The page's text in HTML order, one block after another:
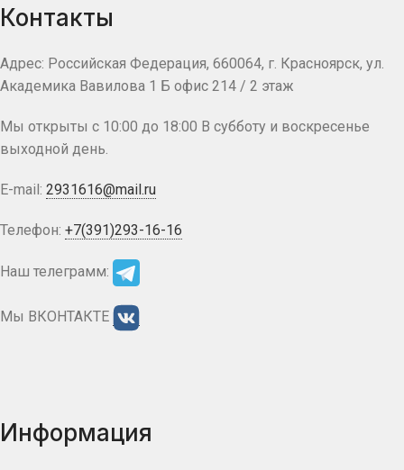
Контакты
Адрес: Российская Федерация, 660064, г. Красноярск, ул.
Академика Вавилова 1 Б офис 214 / 2 этаж
Мы открыты с 10:00 до 18:00 В субботу и воскресенье
выходной день.
E-mail: 2931616@mail.ru
Телефон: +7(391)293-16-16
Наш телеграмм:
Мы ВКОНТАКТЕ
Информация